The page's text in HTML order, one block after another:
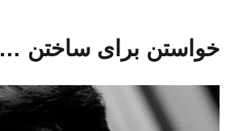
خواستن برای ساختن …